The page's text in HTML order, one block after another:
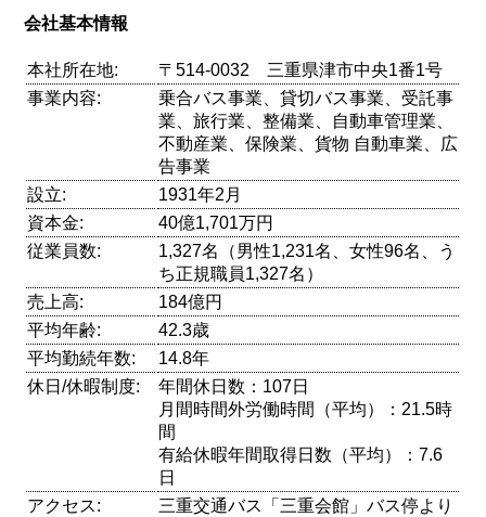
会社基本情報
本社所在地:
〒514-0032 三重県津市中央1番1号
事業内容:
乗合バス事業、貸切バス事業、受託事
業、旅行業、整備業、自動車管理業、
不動産業、保険業、貨物 自動車業、広
告事業
設立:
1931年2月
資本金:
40億1,701万円
従業員数:
1,327名（男性1,231名、女性96名、う
ち正規職員1,327名）
売上高:
184億円
平均年齢:
42.3歳
平均勤続年数:
14.8年
休日/休暇制度:
年間休日数：107日
月間時間外労働時間（平均）：21.5時
間
有給休暇年間取得日数（平均）：7.6
日
アクセス:
三重交通バス「三重会館」バス停より